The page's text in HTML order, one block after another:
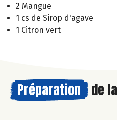
2 Mangue
1 cs de Sirop d'agave
1 Citron vert
Préparation de la